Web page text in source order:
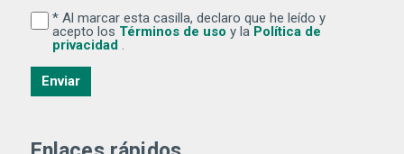
Al marcar esta casilla, declaro que he leído y acepto
* Al marcar esta casilla, declaro que he leído y
acepto los Términos de uso (Se abre una ventana
y la Política de
privacidad .
Enviar